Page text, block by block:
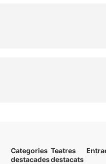
Categories
destacades
Teatres
destacats